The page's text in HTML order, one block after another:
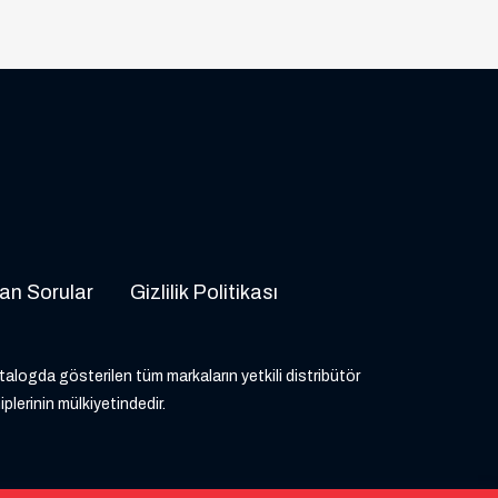
Sorular Gizlilik Politikası
gösterilen tüm markaların yetkili distribütör
mülkiyetindedir.